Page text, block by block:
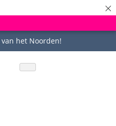
×
het Noorden!
Uitstekende service